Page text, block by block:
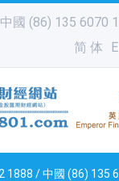
國 (86) 135 6070
简 体
1888 / 中國 (86) 135